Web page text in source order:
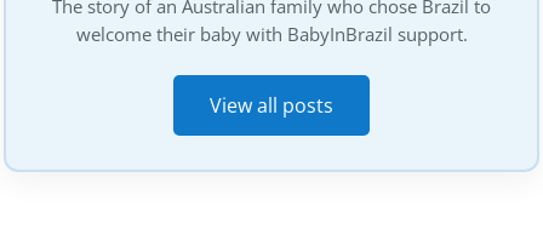
The story of an Australian family who chose Brazil to
welcome their baby with BabyInBrazil support.
View all posts